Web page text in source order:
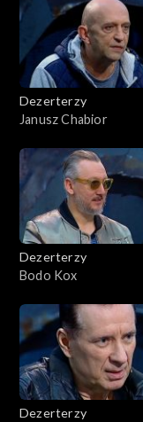
Dezerterzy
Janusz Chabior
Dezerterzy
Bodo Kox
Dezerterzy